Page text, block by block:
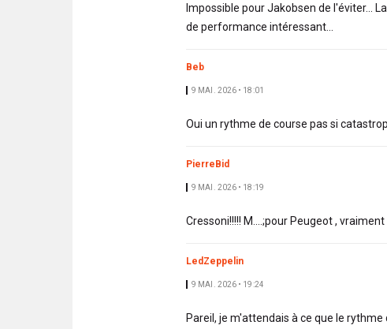
Impossible pour Jakobsen de l'éviter...
de performance intéressant...
Beb
9 MAI. 2026 • 18:01
Oui un rythme de course pas si
PierreBid
9 MAI. 2026 • 18:19
Cressoni!!!!! M....;pour Peugeot , vraiment
LedZeppelin
9 MAI. 2026 • 19:24
Pareil, je m'attendais à ce que le